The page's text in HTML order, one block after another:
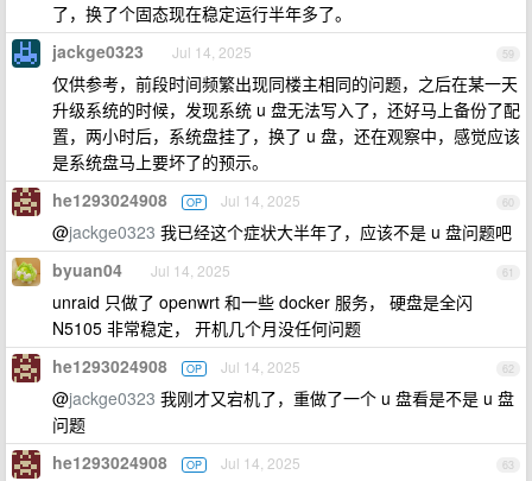
了，换了个固态现在稳定运行半年多了。
59
jackge0323 Jul 14, 2025
仅供参考，前段时间频繁出现同楼主相同的问题，之后在某一天
升级系统的时候，发现系统 u 盘无法写入了，还好马上备份了配
置，两小时后，系统盘挂了，换了 u 盘，还在观察中，感觉应该
是系统盘马上要坏了的预示。
60
he1293024908 OP Jul 14, 2025
@jackge0323 我已经这个症状大半年了，应该不是 u 盘问题吧
61
byuan04 Jul 14, 2025
unraid 只做了 openwrt 和一些 docker 服务， 硬盘是全闪
N5105 非常稳定， 开机几个月没任何问题
62
he1293024908 OP Jul 14, 2025
@jackge0323 我刚才又宕机了，重做了一个 u 盘看是不是 u 盘
问题
63
he1293024908 OP Jul 14, 2025